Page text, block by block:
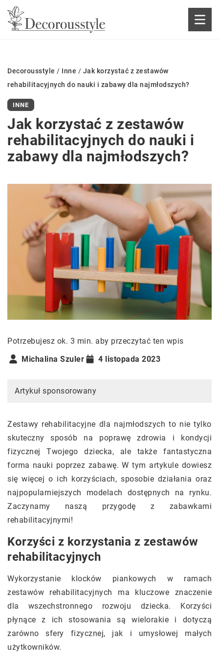
Decorousstyle / Inne / Jak korzystać z zestawów
rehabilitacyjnych do nauki i zabawy dla najmłodszych?
INNE
Jak korzystać z zestawów
rehabilitacyjnych do nauki i
zabawy dla najmłodszych?
Potrzebujesz ok. 3 min. aby przeczytać ten wpis
Michalina Szuler
4 listopada 2023
Artykuł sponsorowany
Zestawy rehabilitacyjne dla najmłodszych to nie tylko
skuteczny sposób na poprawę zdrowia i kondycji
fizycznej Twojego dziecka, ale także fantastyczna
forma nauki poprzez zabawę. W tym artykule dowiesz
się więcej o ich korzyściach, sposobie działania oraz
najpopularniejszych modelach dostępnych na rynku.
Zaczynamy naszą przygodę z zabawkami
rehabilitacyjnymi!
Korzyści z korzystania z zestawów
rehabilitacyjnych
Wykorzystanie klocków piankowych w ramach
zestawów rehabilitacyjnych ma kluczowe znaczenie
dla wszechstronnego rozwoju dziecka. Korzyści
płynące z ich stosowania są wielorakie i dotyczą
zarówno sfery fizycznej, jak i umysłowej małych
użytkowników.